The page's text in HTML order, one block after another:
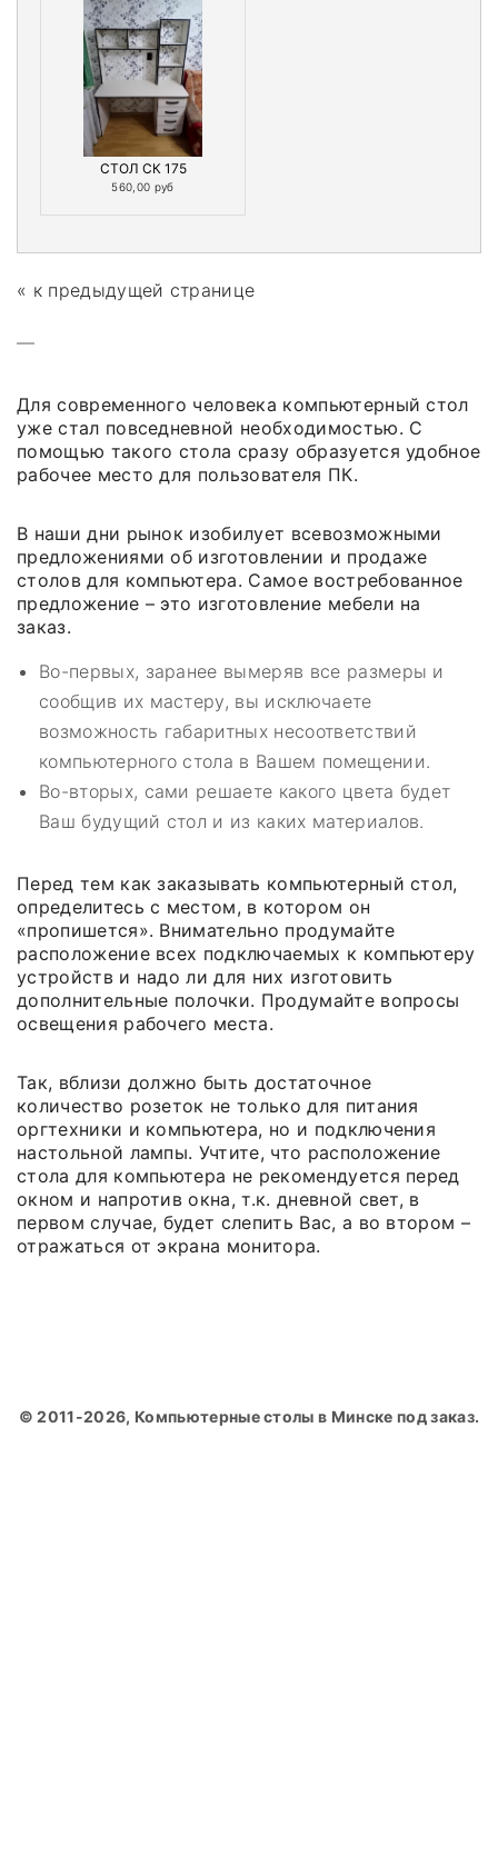
СТОЛ СК 175
560,00 руб
« к предыдущей странице
—
Для современного человека компьютерный стол
уже стал повседневной необходимостью. С
помощью такого стола сразу образуется удобное
рабочее место для пользователя ПК.
В наши дни рынок изобилует всевозможными
предложениями об изготовлении и продаже
столов для компьютера. Самое востребованное
предложение – это изготовление мебели на
заказ.
Во-первых, заранее вымеряв все размеры и
сообщив их мастеру, вы исключаете
возможность габаритных несоответствий
компьютерного стола в Вашем помещении.
Во-вторых, сами решаете какого цвета будет
Ваш будущий стол и из каких материалов.
Перед тем как заказывать компьютерный стол,
определитесь с местом, в котором он
«пропишется». Внимательно продумайте
расположение всех подключаемых к компьютеру
устройств и надо ли для них изготовить
дополнительные полочки. Продумайте вопросы
освещения рабочего места.
Так, вблизи должно быть достаточное
количество розеток не только для питания
оргтехники и компьютера, но и подключения
настольной лампы. Учтите, что расположение
стола для компьютера не рекомендуется перед
окном и напротив окна, т.к. дневной свет, в
первом случае, будет слепить Вас, а во втором –
отражаться от экрана монитора.
© 2011-2026, Компьютерные столы в Минске под заказ.